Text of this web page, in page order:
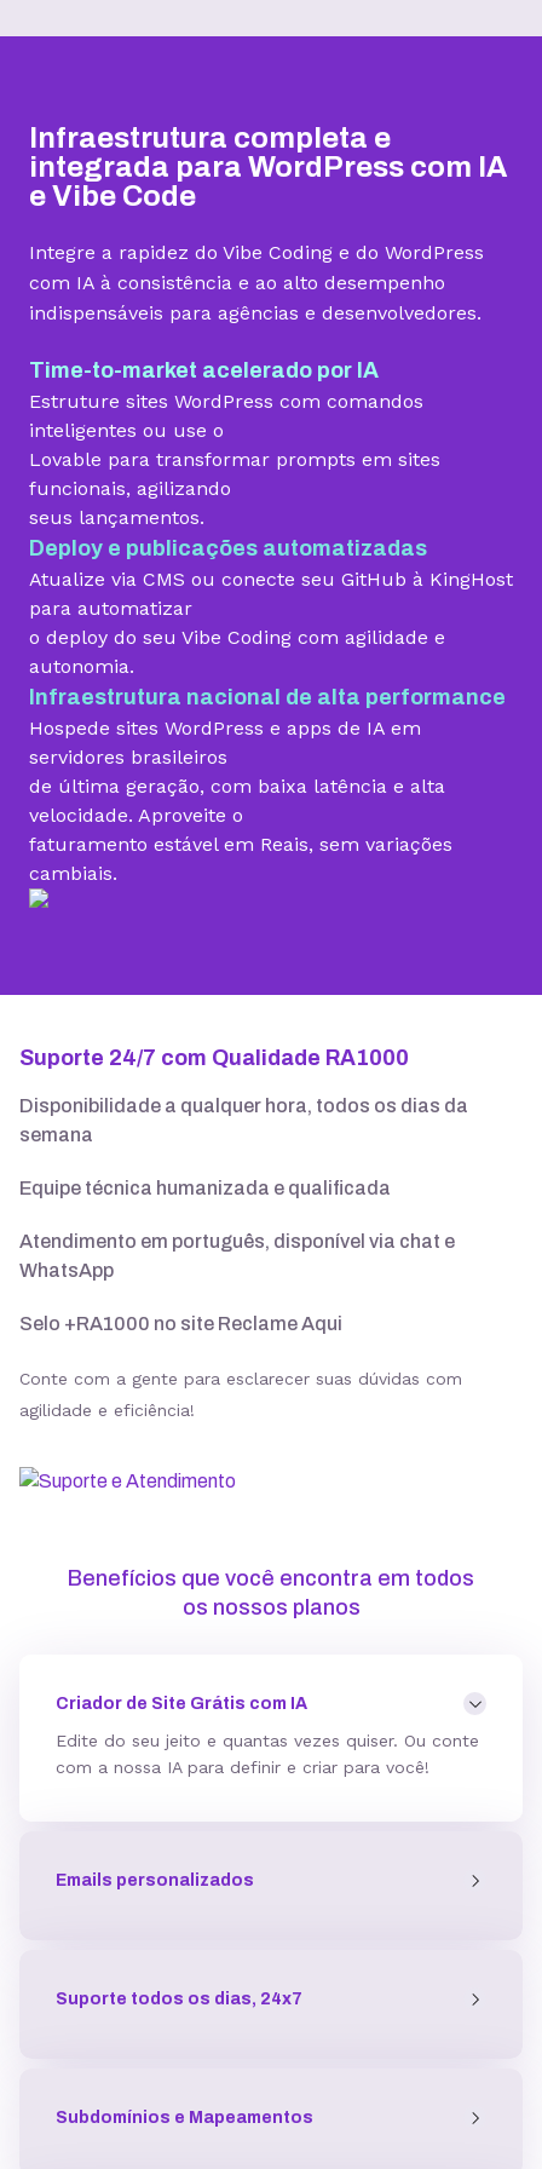
Contratar Contratar
Armazenamento
Quantidade de sites
1 site 3 sites 5 sites
Hospedagem gerenciada para WordPress
Domínio grátis
Migração grátis
Vibe Coding
Criador de Sites grátis
Armazenamento
Suporte 24/7 com especialistas
30 dias para pedir reembolso
SSL ilimitado grátis
Mod_deflate
Proteção contra DDoS
Infraestrutura completa e
integrada para WordPress com IA
e Vibe Code
Integre a rapidez do Vibe Coding e do WordPress
com IA à consistência e ao alto desempenho
indispensáveis para agências e desenvolvedores.
Time-to-market acelerado por IA
Estruture sites WordPress com comandos
inteligentes ou use o
Lovable para transformar prompts em sites
funcionais, agilizando
seus lançamentos.
Deploy e publicações automatizadas
Atualize via CMS ou conecte seu GitHub à KingHost
para automatizar
o deploy do seu Vibe Coding com agilidade e
autonomia.
Infraestrutura nacional de alta performance
Hospede sites WordPress e apps de IA em
servidores brasileiros
de última geração, com baixa latência e alta
velocidade. Aproveite o
faturamento estável em Reais, sem variações
cambiais.
Suporte 24/7 com Qualidade RA1000
Disponibilidade a qualquer hora, todos os dias da
semana
Equipe técnica humanizada e qualificada
Atendimento em português, disponível via chat e
WhatsApp
Selo +RA1000 no site Reclame Aqui
Conte com a gente para esclarecer suas dúvidas com
agilidade e eficiência!
Benefícios que você encontra em todos
os nossos planos
Criador de Site Grátis com IA
Edite do seu jeito e quantas vezes quiser. Ou conte
com a nossa IA para definir e criar para você!
Emails personalizados
Suporte todos os dias, 24x7
Subdomínios e Mapeamentos